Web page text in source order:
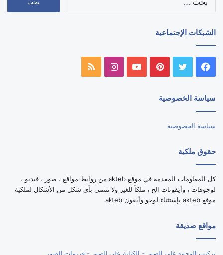
الشبكات الإجتماعية
فيسبوك تويتر بينتيريستيوتيوبانستقرامملخص
سياسة الخصوصية
سياسة الخصوصية
حقوق ملكية
كل المعلومات المقدمة في موقع akteb من روابط مواقع ، صور ، فيديو ،
لوجوهات ، وأيقونات الخ ، ملكاً للغير ولا تنتمى بأي شكل من الأشكال لملكية
موقع akteb بإستثناء لوجو وأيقون akteb.
مواقع صديقة
تركيب الوجوه على الصور - الكتابة على الصور - فريمات للصور